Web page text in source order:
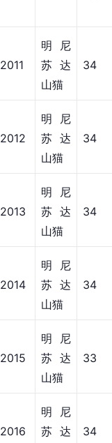
2011
明尼
苏达
山猫
34
2012
明尼
苏达
山猫
34
2013
明尼
苏达
山猫
34
2014
明尼
苏达
山猫
34
2015
明尼
苏达
山猫
33
2016
明尼
苏达
34